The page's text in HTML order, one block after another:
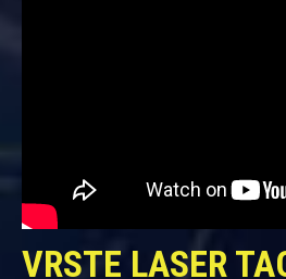
VRSTE LASER